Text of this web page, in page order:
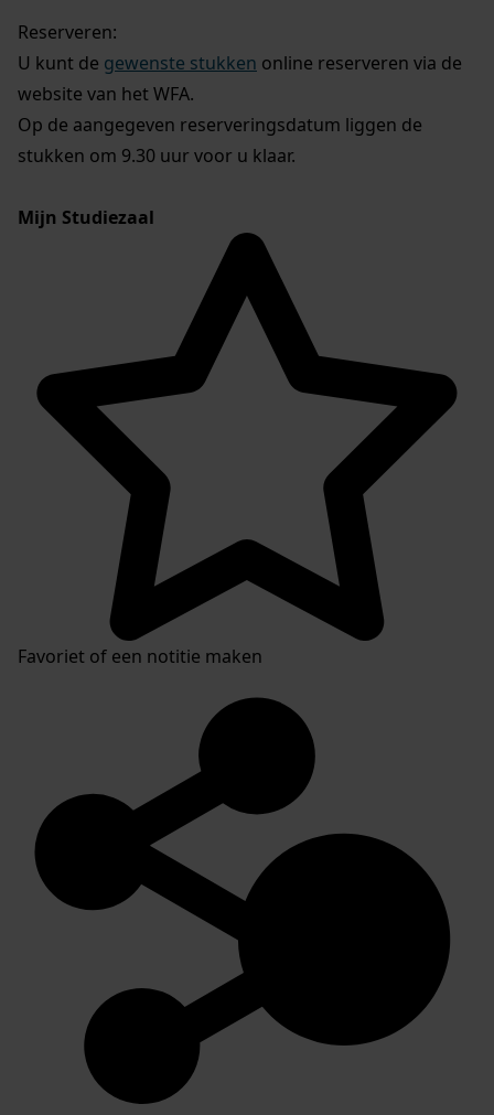
Reserveren:
U kunt de gewenste stukken online reserveren via de
website van het WFA.
Op de aangegeven reserveringsdatum liggen de
stukken om 9.30 uur voor u klaar.
Mijn Studiezaal
Favoriet of een notitie maken